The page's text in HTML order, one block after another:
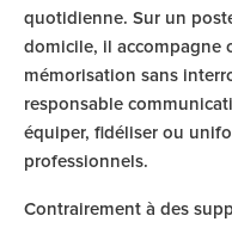
quotidienne. Sur un
domicile, il accompagne
mémorisation sans
responsable
équiper, fidéliser ou
professionnels.
Contrairement à des